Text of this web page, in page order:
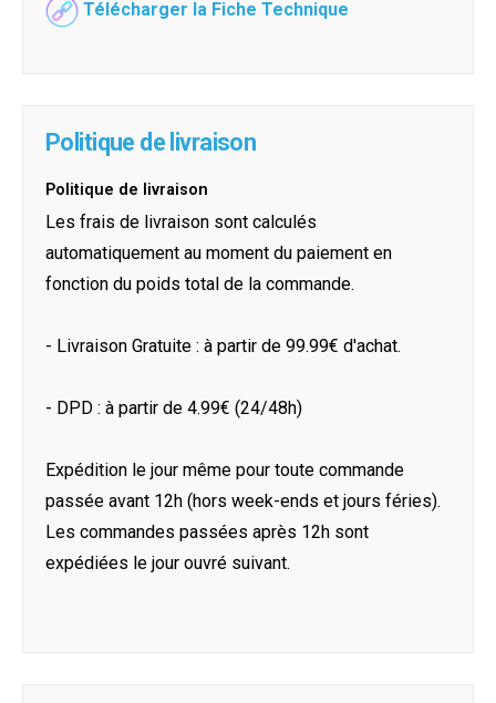
Télécharger la Fiche Technique
Politique de livraison
Politique de livraison
Les frais de livraison sont calculés
automatiquement au moment du paiement en
fonction du poids total de la commande.
- Livraison Gratuite : à partir de 99.99€ d'achat.
- DPD : à partir de 4.99€ (24/48h)
Expédition le jour même pour toute commande
passée avant 12h (hors week-ends et jours féries).
Les commandes passées après 12h sont
expédiées le jour ouvré suivant.